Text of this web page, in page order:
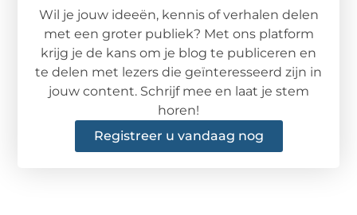
Wil je jouw ideeën, kennis of verhalen delen
met een groter publiek? Met ons platform
krijg je de kans om je blog te publiceren en
te delen met lezers die geïnteresseerd zijn in
jouw content. Schrijf mee en laat je stem
horen!
Registreer u vandaag nog